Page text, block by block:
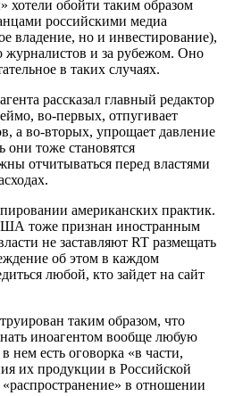
хотели обойти таким образом
российскими медиа
владение, но и инвестирование),
журналистов и за рубежом. Оно
в таких случаях.
рассказал главный редактор
во-первых, отпугивает
а во-вторых, упрощает давление
они тоже становятся
отчитываться перед властями
американских практик.
тоже признан иностранным
не заставляют RT размещать
об этом в каждом
любой, кто зайдет на сайт
таким образом, что
иноагентом вообще любую
есть оговорка «в части,
их продукции в Российской
в отношении